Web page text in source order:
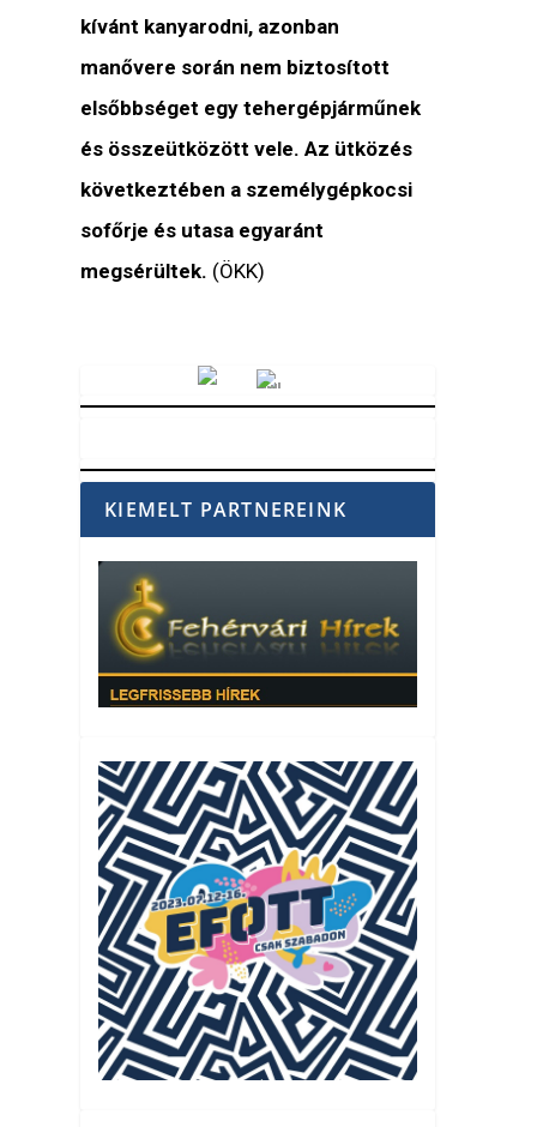
kívánt kanyarodni, azonban
manővere során nem biztosított
elsőbbséget egy tehergépjárműnek
és összeütközött vele. Az ütközés
következtében a személygépkocsi
sofőrje és utasa egyaránt
megsérültek. (ÖKK)
KIEMELT PARTNEREINK